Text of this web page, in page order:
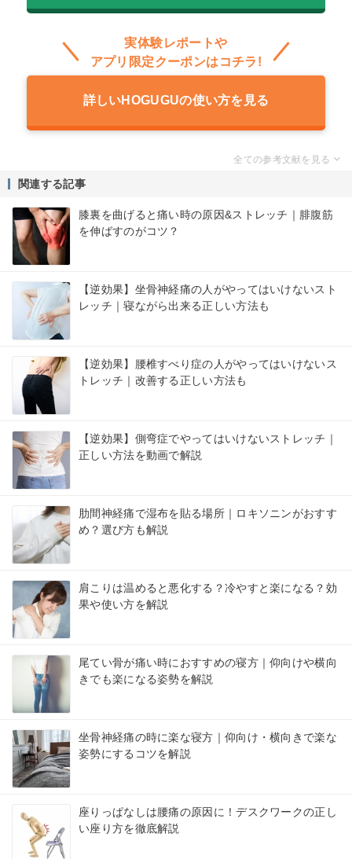
実体験レポートや
アプリ限定クーポンはコチラ!
詳しいHOGUGUの使い方を見る
関連する記事
膝裏を曲げると痛い時の原因&ストレッチ｜腓腹筋
を伸ばすのがコツ？
【逆効果】坐骨神経痛の人がやってはいけないスト
レッチ｜寝ながら出来る正しい方法も
【逆効果】腰椎すべり症の人がやってはいけないス
トレッチ｜改善する正しい方法も
【逆効果】側弯症でやってはいけないストレッチ｜
正しい方法を動画で解説
肋間神経痛で湿布を貼る場所｜ロキソニンがおすす
め？選び方も解説
肩こりは温めると悪化する？冷やすと楽になる？効
果や使い方を解説
尾てい骨が痛い時におすすめの寝方｜仰向けや横向
きでも楽になる姿勢を解説
坐骨神経痛の時に楽な寝方｜仰向け・横向きで楽な
姿勢にするコツを解説
座りっぱなしは腰痛の原因に！デスクワークの正し
い座り方を徹底解説